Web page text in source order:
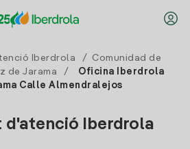
Iberdrola /
Comunidad de
de Jarama /
Oficina Iberdrola
Calle Almendralejos
d'atenció Iberdrola